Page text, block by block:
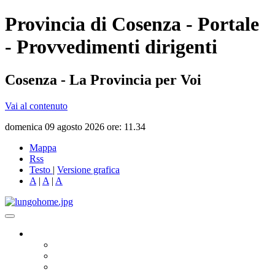
Provincia di Cosenza - Portale
- Provvedimenti dirigenti
Cosenza - La Provincia per Voi
Vai al contenuto
domenica 09 agosto 2026 ore: 11.34
Mappa
Rss
Testo | Versione grafica
A | A | A